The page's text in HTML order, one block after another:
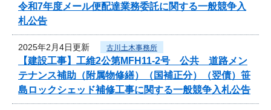
令和7年度メール便配達業務委託に関する一般競争入
札公告
2025年2月4日更新 古川土木事務所
【建設工事】工維2公第MFH11-2号 公共 道路メン
テナンス補助（附属物修繕）（国補正分）（翌債）笹
島ロックシェッド補修工事に関する一般競争入札公告